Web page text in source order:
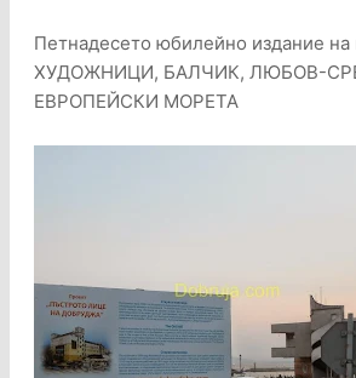
Петнадесето юбилейно издание на
ХУДОЖНИЦИ, БАЛЧИК, ЛЮБОВ-
ЕВРОПЕЙСКИ МОРЕТА